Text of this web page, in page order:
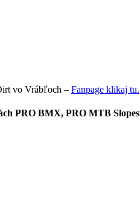
vo Vrábľoch – Fanpage klikaj tu.
PRO BMX, PRO MTB